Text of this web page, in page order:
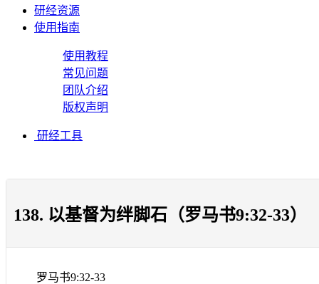
研经资源
使用指南
使用教程
常见问题
团队介绍
版权声明
研经工具
138. 以基督为绊脚石（罗马书9:32-33）
罗马书9:32-33